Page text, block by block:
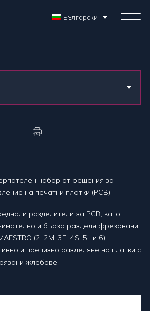
Български
набор от решения за
на печатни платки (PCB).
разделители за PCB, като
и бързо разделя фрезовани
(2, 2M, 3E, 4S, 5L и 6),
и прецизно разделяне на платки с
жлебове.